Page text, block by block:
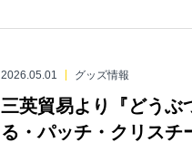
2026.05.01 グッズ情報
三英貿易より『どうぶ
る・パッチ・クリスチ